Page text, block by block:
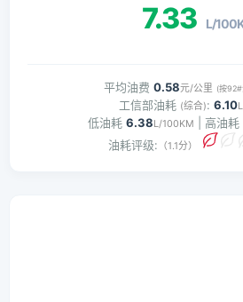
7.33 L/
平均油费 0.58元/公里 (按
工信部油耗 (综合): 6.10
低油耗 6.38L/100KM | 高油耗
油耗评级: （1.1分）